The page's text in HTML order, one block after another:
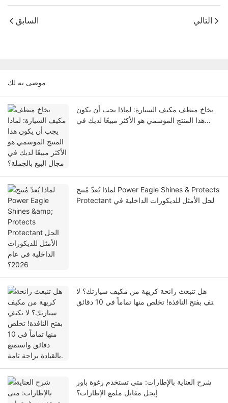
السابق التالي
موصى به لك
بخاخ منظف مكيف السيارة: لماذا يجب أن يكون
هذا المنتج الموسمي هو الأكثر مبيعًا لديك في
لماذا يُعدّ مُنتج Power Eagle Shines & Protects
Protectant الحل الأمثل للديكورات الداخلية في
هل تنبعث رائحة كريهة من مكيف سيارتك؟ لا
تكتفِ بفتح النافذة! تخلص منها تماماً في 10 دقائق
شرح العناية بالإطارات: متى تستخدم رغوة باور
إيجل مقابل ملمع الإطارات؟